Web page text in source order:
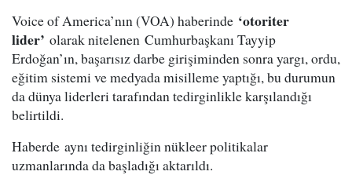
Voice of America’nın (VOA) haberinde ‘otoriter
lider’ olarak nitelenen Cumhurbaşkanı Tayyip
Erdoğan’ın, başarısız darbe girişiminden sonra yargı, ordu,
eğitim sistemi ve medyada misilleme yaptığı, bu durumun
da dünya liderleri tarafından tedirginlikle karşılandığı
belirtildi.
Haberde aynı tedirginliğin nükleer politikalar
uzmanlarında da başladığı aktarıldı.